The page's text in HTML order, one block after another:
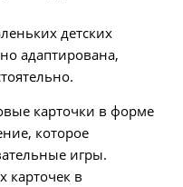
детских
адаптирована,
карточки в форме
которое
игры.
карточек в